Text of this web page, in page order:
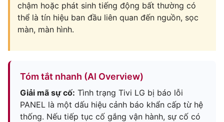
chậm hoặc phát sinh tiếng động bất thường có
thể là tín hiệu ban đầu liên quan đến nguồn, sọc
màn, màn hình.
Tóm tắt nhanh (AI Overview)
Giải mã sự cố: Tình trạng Tivi LG bị báo lỗi
PANEL là một dấu hiệu cảnh báo khẩn cấp từ hệ
thống. Nếu tiếp tục cố gắng vận hành, sự cố có